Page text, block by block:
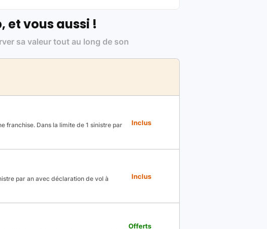
et vous aussi !
sa valeur tout au long de son
franchise. Dans la limite de 1 sinistre par
Inclus
par an avec déclaration de vol à
Inclus
Offerts